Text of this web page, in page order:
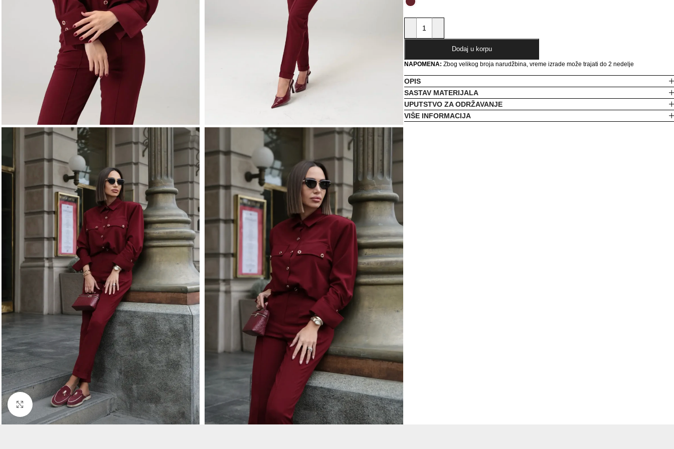
Uveličaj
Dodaj u korpu
NAPOMENA:Zbog velikog broja narudžbina, vreme izrade može trajati do 2 nedelje
OPIS
UPUTSTVO ZA ODRŽAVANJE
VIŠE INFORMACIJA
SASTAV MATERIJALA